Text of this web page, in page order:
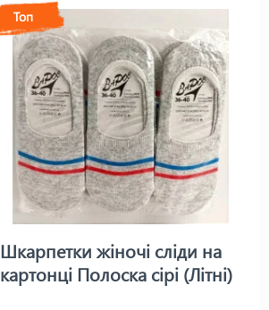
Топ
Шкарпетки жіночі сліди на
картонці Полоска сірі (Літні)